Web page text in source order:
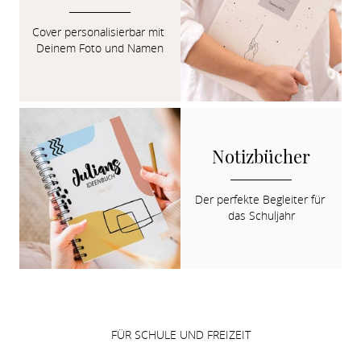
Cover personalisierbar mit
Deinem Foto und Namen
Notizbücher
Der perfekte Begleiter für
das Schuljahr
FÜR SCHULE UND FREIZEIT